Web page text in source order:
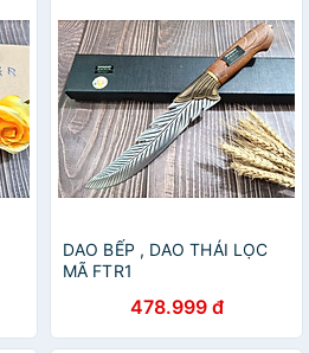
DAO BẾP , DAO THÁI LỌC
MÃ FTR1
478.999 đ